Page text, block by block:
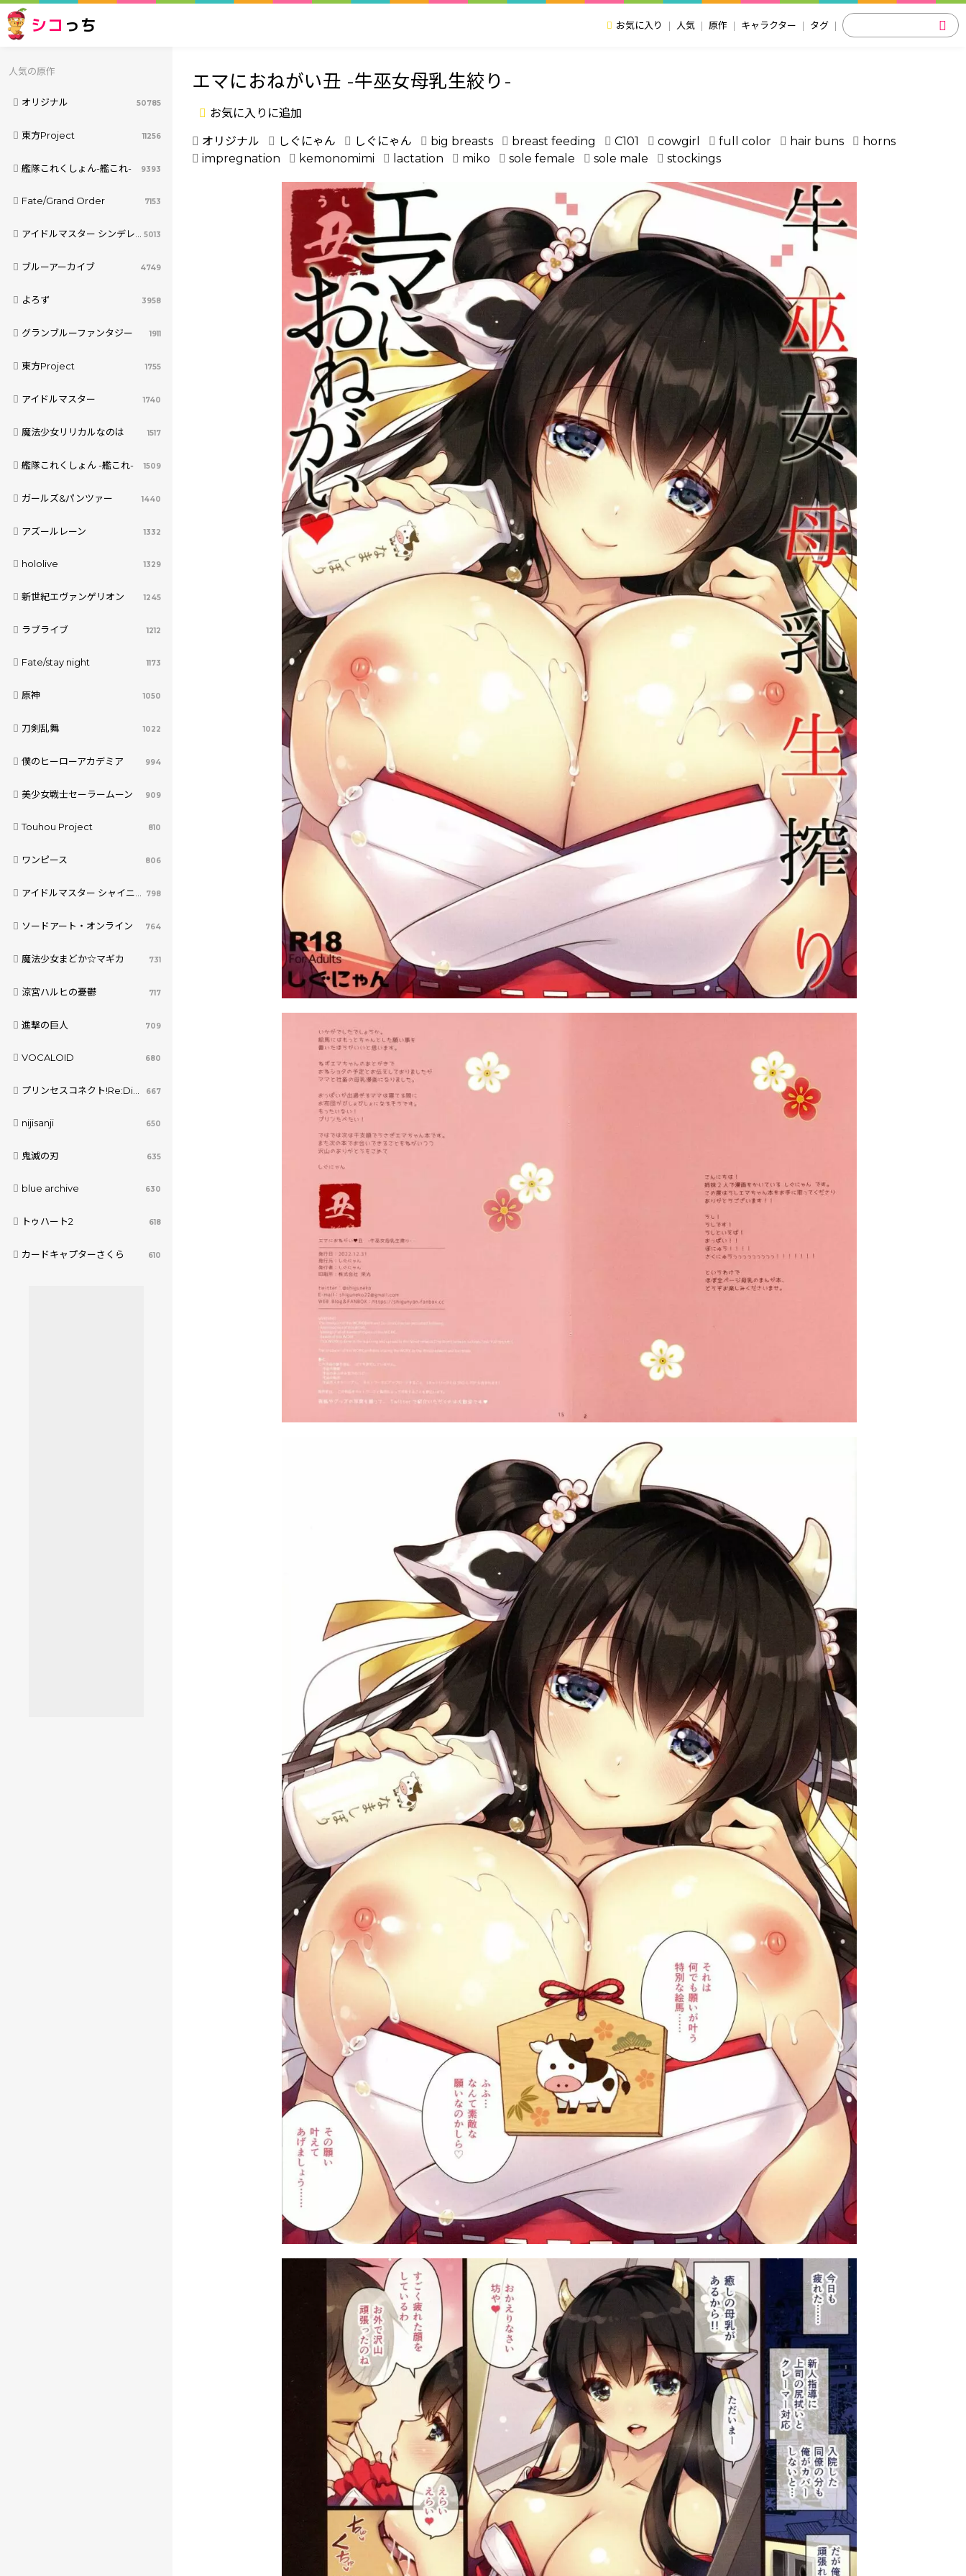
シコ っち お気に入り 人気 原作 キャラクター タグ
人気の原作
オリジナル 50785
東方Project 11256
艦隊これくしょん-艦これ- 9393
Fate/Grand Order 7153
アイドルマスター シンデレラガールズ 5013
ブルーアーカイブ 4749
よろず 3958
グランブルーファンタジー 1911
東方Project 1755
アイドルマスター 1740
魔法少女リリカルなのは 1517
艦隊これくしょん -艦これ- 1509
ガールズ&パンツァー 1440
アズールレーン 1332
hololive 1329
新世紀エヴァンゲリオン 1245
ラブライブ 1212
Fate/stay night 1173
原神 1050
刀剣乱舞 1022
僕のヒーローアカデミア 994
美少女戦士セーラームーン 909
Touhou Project 810
ワンピース 806
アイドルマスター シャイニーカラーズ 798
ソードアート・オンライン 764
魔法少女まどか☆マギカ 731
涼宮ハルヒの憂鬱 717
進撃の巨人 709
VOCALOID 680
プリンセスコネクト!Re:Dive 667
nijisanji 650
鬼滅の刃 635
blue archive 630
トゥハート2 618
カードキャプターさくら 610
エマにおねがい丑 -牛巫女母乳生絞り-
お気に入りに追加
オリジナル しぐにゃん しぐにゃん big breasts breast feeding C101 cowgirl full color hair buns
horns
impregnation
kemonomimi lactation miko sole female sole male stockings